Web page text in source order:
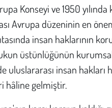
Konseyi ve 1950
Avrupa düzeninin en
insan haklarının
üstünlüğünün
uluslararası insan
hâline gelmiştir.